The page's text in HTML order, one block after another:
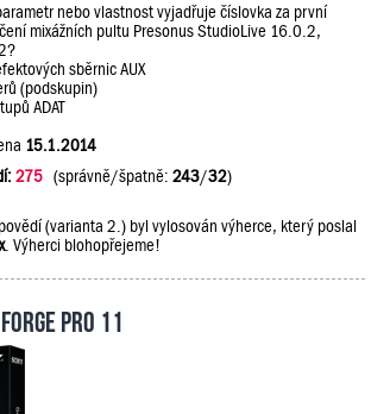
nebo vlastnost vyjadřuje číslovka za první
mixážních pultu Presonus StudioLive 16.0.2,
sběrnic AUX
(podskupin)
ADAT
15.1.2014
275 (správně/špatně: 243/32)
(varianta 2.) byl vylosován výherce, který poslal
. Výherci blohopřejeme!
Pro 11